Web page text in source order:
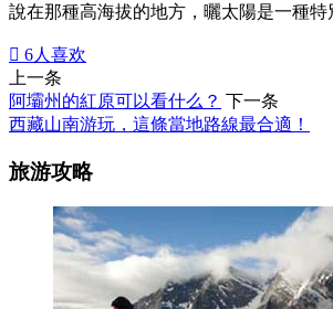
說在那種高海拔的地方，曬太陽是一種特
 6人喜欢
上一条
阿壩州的紅原可以看什么？ 下一条
西藏山南游玩，這條當地路線最合適！
旅游攻略